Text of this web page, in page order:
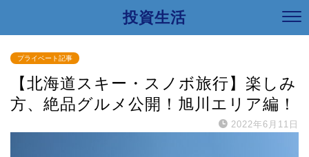
投資生活
プライベート記事
【北海道スキー・スノボ旅行】楽しみ
方、絶品グルメ公開！旭川エリア編！
2022年6月11日